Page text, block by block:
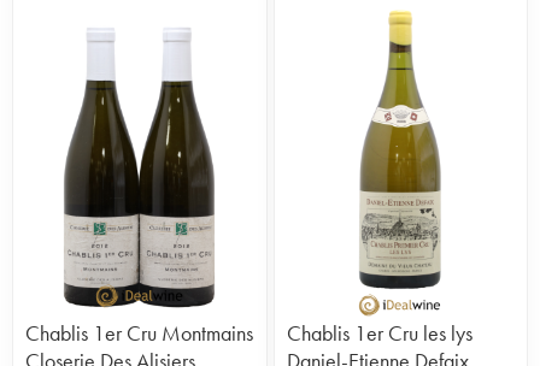
Chablis 1er Cru Montmains
Chablis 1er Cru les lys